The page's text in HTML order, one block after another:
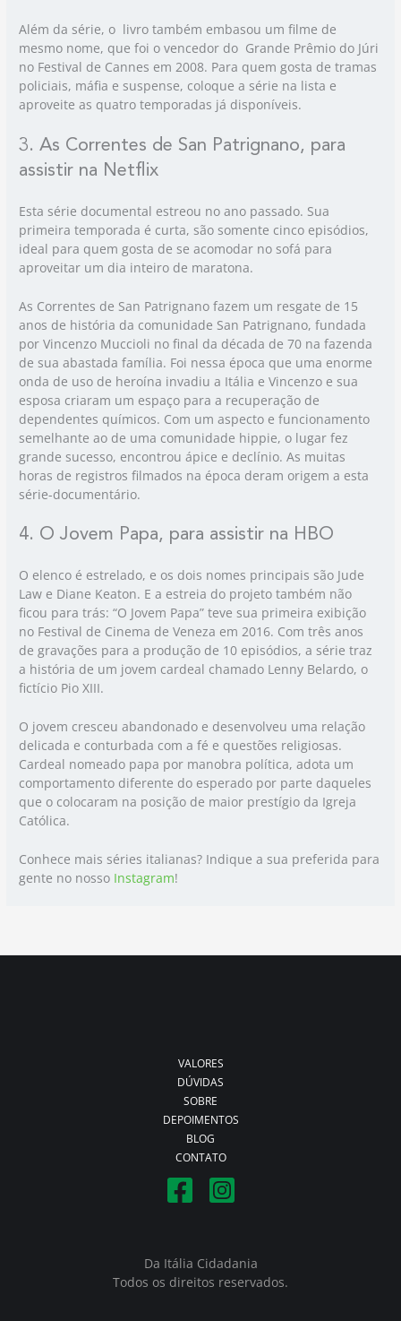
Além da série, o livro também embasou um filme de
mesmo nome, que foi o vencedor do Grande Prêmio do Júri
no Festival de Cannes em 2008. Para quem gosta de tramas
policiais, máfia e suspense, coloque a série na lista e
aproveite as quatro temporadas já disponíveis.
3. As Correntes de San Patrignano, para
assistir na Netflix
Esta série documental estreou no ano passado. Sua
primeira temporada é curta, são somente cinco episódios,
ideal para quem gosta de se acomodar no sofá para
aproveitar um dia inteiro de maratona.
As Correntes de San Patrignano fazem um resgate de 15
anos de história da comunidade San Patrignano, fundada
por Vincenzo Muccioli no final da década de 70 na fazenda
de sua abastada família. Foi nessa época que uma enorme
onda de uso de heroína invadiu a Itália e Vincenzo e sua
esposa criaram um espaço para a recuperação de
dependentes químicos. Com um aspecto e funcionamento
semelhante ao de uma comunidade hippie, o lugar fez
grande sucesso, encontrou ápice e declínio. As muitas
horas de registros filmados na época deram origem a esta
série-documentário.
4. O Jovem Papa, para assistir na HBO
O elenco é estrelado, e os dois nomes principais são Jude
Law e Diane Keaton. E a estreia do projeto também não
ficou para trás: “O Jovem Papa” teve sua primeira exibição
no Festival de Cinema de Veneza em 2016. Com três anos
de gravações para a produção de 10 episódios, a série traz
a história de um jovem cardeal chamado Lenny Belardo, o
fictício Pio XIII.
O jovem cresceu abandonado e desenvolveu uma relação
delicada e conturbada com a fé e questões religiosas.
Cardeal nomeado papa por manobra política, adota um
comportamento diferente do esperado por parte daqueles
que o colocaram na posição de maior prestígio da Igreja
Católica.
Conhece mais séries italianas? Indique a sua preferida para
gente no nosso Instagram!
VALORES
DÚVIDAS
SOBRE
DEPOIMENTOS
BLOG
CONTATO
Da Itália Cidadania
Todos os direitos reservados.